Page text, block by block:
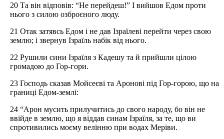
20 Та він відповів: “Не перейдеш!” І вийшов Едом проти
нього з силою озброєного люду.
21 Отак затявсь Едом і не дав Ізраїлеві перейти через свою
землю; і звернув Ізраїль набік від нього.
22 Рушили сини Ізраїля з Кадешу та й прийшли цілою
громадою до Гор-гори.
23 Господь сказав Мойсеєві та Аронові під Гор-горою, що на
границі Едом-землі:
24 “Арон мусить прилучитись до свого народу, бо він не
ввійде в землю, що я віддав синам Ізраїля, за те, що ви
спротивились моєму велінню при водах Меріви.